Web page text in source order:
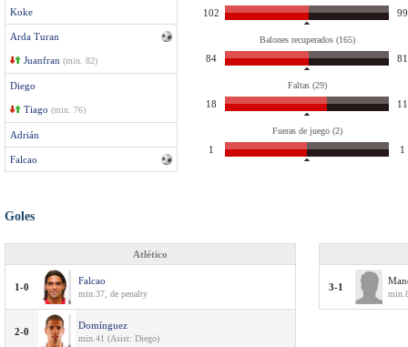
Koke
Arda Turan
Juanfran (min. 82)
Diego
Tiago (min. 76)
Adrián
Falcao
102 99
Balones recuperados (165)
84 81
Faltas (29)
18 11
Fueras de juego (2)
1 1
Goles
Atlético
1-0
Falcao
min.37, de penalty
2-0
Domínguez
min.41 (Asist: Diego)
3-1